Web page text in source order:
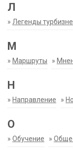
Л
» Легенды
М
» Маршруты »
Н
» Направление »
О
» Обучение »